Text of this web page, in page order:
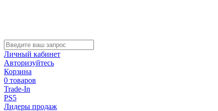
Личный кабинет
Авторизуйтесь
Корзина
0 товаров
Trade-In
PS5
Лидеры продаж